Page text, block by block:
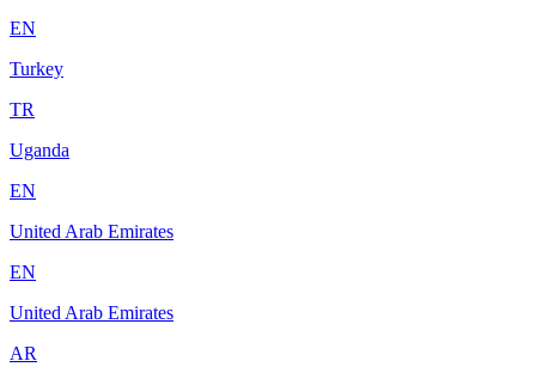
EN
Turkey
TR
Uganda
EN
United Arab Emirates
EN
United Arab Emirates
AR